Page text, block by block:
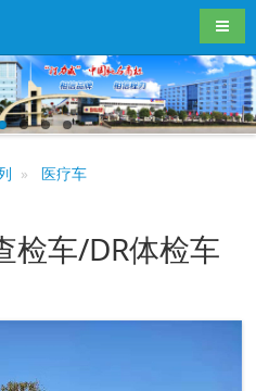
导航
医疗车
检车/DR体检车